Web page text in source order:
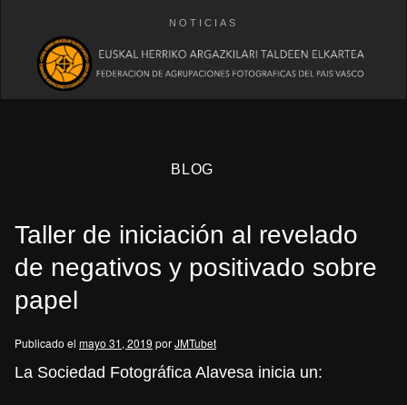
NOTICIAS
BLOG
Taller de iniciación al revelado
de negativos y positivado sobre
papel
Publicado el mayo 31, 2019 porJMTubet
La Sociedad Fotográfica Alavesa inicia un: